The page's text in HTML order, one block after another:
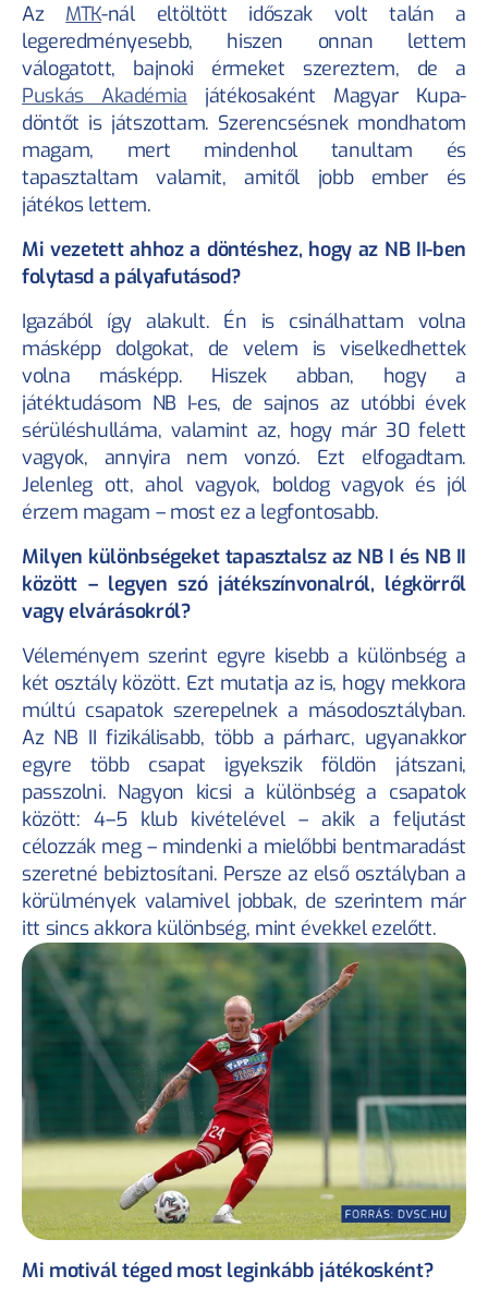
Az MTK-nál eltöltött időszak volt talán a
legeredményesebb, hiszen onnan lettem
Puskás Akadémia játékosaként Magyar Kupa-
döntőt is játszottam. Szerencsésnek mondhatom
magam, mert mindenhol tanultam és
tapasztaltam valamit, amitől jobb ember és
játékos lettem.
Mi vezetett ahhoz a döntéshez, hogy az NB II-ben
folytasd a pályafutásod?
Igazából így alakult. Én is csinálhattam volna
másképp dolgokat, de velem is viselkedhettek
volna másképp. Hiszek abban, hogy a
játéktudásom NB I-es, de sajnos az utóbbi évek
sérüléshulláma, valamint az, hogy már 30 felett
vagyok, annyira nem vonzó. Ezt elfogadtam.
Jelenleg ott, ahol vagyok, boldog vagyok és jól
érzem magam – most ez a legfontosabb.
Milyen különbségeket tapasztalsz az NB I és NB II
között – legyen szó játékszínvonalról, légkörről
vagy elvárásokról?
Véleményem szerint egyre kisebb a különbség a
két osztály között. Ezt mutatja az is, hogy mekkora
múltú csapatok szerepelnek a másodosztályban.
Az NB II fizikálisabb, több a párharc, ugyanakkor
egyre több csapat igyekszik földön játszani,
passzolni. Nagyon kicsi a különbség a csapatok
között: 4–5 klub kivételével – akik a feljutást
célozzák meg – mindenki a mielőbbi bentmaradást
szeretné bebiztosítani. Persze az első osztályban a
körülmények valamivel jobbak, de szerintem már
itt sincs akkora különbség, mint évekkel ezelőtt.
Mi motivál téged most leginkább játékosként?
HASZNOS OLDALAK
Sportkarrier biztosítás
Sportrendezvény biztosítás
Sportolóink
Blog
Rólunk
Kapcsolat
Sportbiztosítás szabályzat
Utánpótlás biztosítás szabályzat
Értékesítési partnerünk az